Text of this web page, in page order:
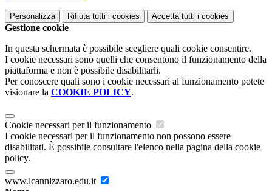
Personalizza Rifiuta tutti i cookies Accetta tutti i cookies
Gestione cookie
In questa schermata è possibile scegliere quali cookie consentire.
I cookie necessari sono quelli che consentono il funzionamento della
piattaforma e non è possibile disabilitarli.
Per conoscere quali sono i cookie necessari al funzionamento potete
visionare la COOKIE POLICY.
Cookie necessari per il funzionamento
I cookie necessari per il funzionamento non possono essere
disabilitati. È possibile consultare l'elenco nella pagina della cookie
policy.
www.lcannizzaro.edu.it